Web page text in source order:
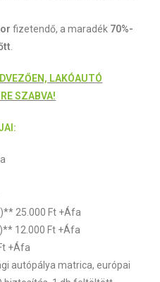
fizetendő, a maradék 70%-
LAKÓAUTÓ
SZABVA!
25.000 Ft +Áfa
12.000 Ft +Áfa
+Áfa
autópálya matrica, európai